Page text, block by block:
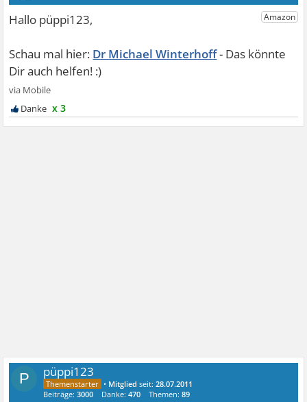
Dr Michael Winterhoff
x 3
P püppi123
• Mitglied seit:28.07.2011
Beiträge:3000 Danke:470 Themen:89